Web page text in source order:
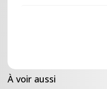
À voir aussi